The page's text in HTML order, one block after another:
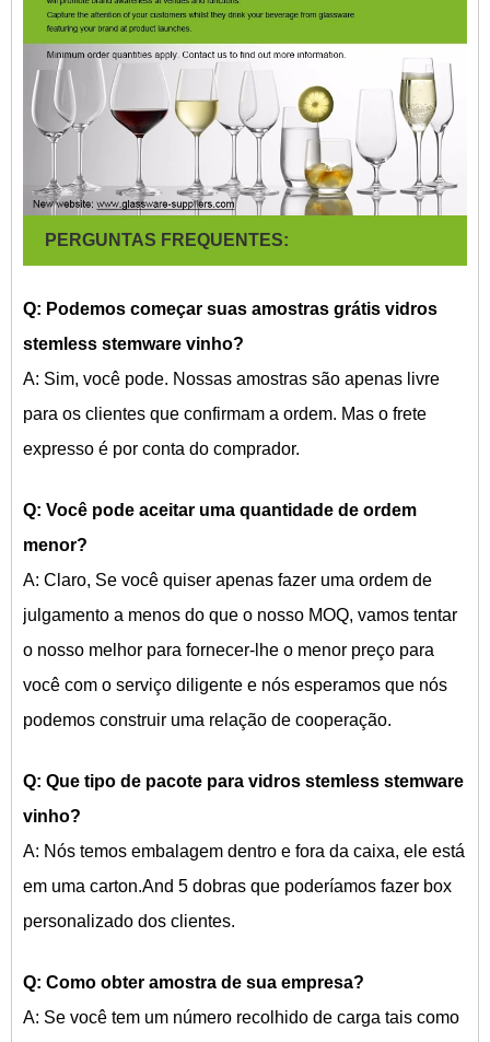
PERGUNTAS FREQUENTES:
Q: Podemos começar suas amostras grátis vidros
stemless stemware vinho?
A: Sim, você pode. Nossas amostras são apenas livre
para os clientes que confirmam a ordem. Mas o frete
expresso é por conta do comprador.
Q: Você pode aceitar uma quantidade de ordem
menor?
A: Claro, Se você quiser apenas fazer uma ordem de
julgamento a menos do que o nosso MOQ, vamos tentar
o nosso melhor para fornecer-lhe o menor preço para
você com o serviço diligente e nós esperamos que nós
podemos construir uma relação de cooperação.
Q: Que tipo de pacote para vidros stemless stemware
vinho?
A: Nós temos embalagem dentro e fora da caixa, ele está
em uma carton.And 5 dobras que poderíamos fazer box
personalizado dos clientes.
Q: Como obter amostra de sua empresa?
A: Se você tem um número recolhido de carga tais como